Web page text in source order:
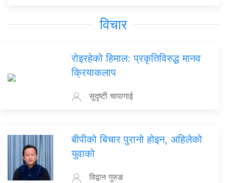
विचार
रोइरहेको हिमाल: प्रकृतिविरुद्ध मानव
क्रियाकलाप
सुदृष्टी चापागाई
बीपीको बिचार पुरानो होइन, अहिलेको
युवाको
विद्वान गुरुङ